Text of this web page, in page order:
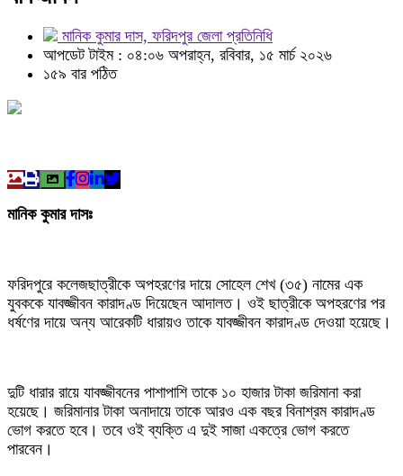
মানিক কুমার দাস, ফরিদপুর জেলা প্রতিনিধি
আপডেট টাইম : ০৪:০৬ অপরাহ্ন, রবিবার, ১৫ মার্চ ২০২৬
১৫৯ বার পঠিত
মানিক কুমার দাসঃ
ফরিদপুরে কলেজছাত্রীকে অপহরণের দায়ে সোহেল শেখ (৩৫) নামের এক
যুবককে যাবজ্জীবন কারাদণ্ড দিয়েছেন আদালত। ওই ছাত্রীকে অপহরণের পর
ধর্ষণের দায়ে অন্য আরেকটি ধারায়ও তাকে যাবজ্জীবন কারাদণ্ড দেওয়া হয়েছে।
দুটি ধারার রায়ে যাবজ্জীবনের পাশাপাশি তাকে ১০ হাজার টাকা জরিমানা করা
হয়েছে। জরিমানার টাকা অনাদায়ে তাকে আরও এক বছর বিনাশ্রম কারাদণ্ড
ভোগ করতে হবে। তবে ওই ব্যক্তি এ দুই সাজা একত্রে ভোগ করতে
পারবেন।